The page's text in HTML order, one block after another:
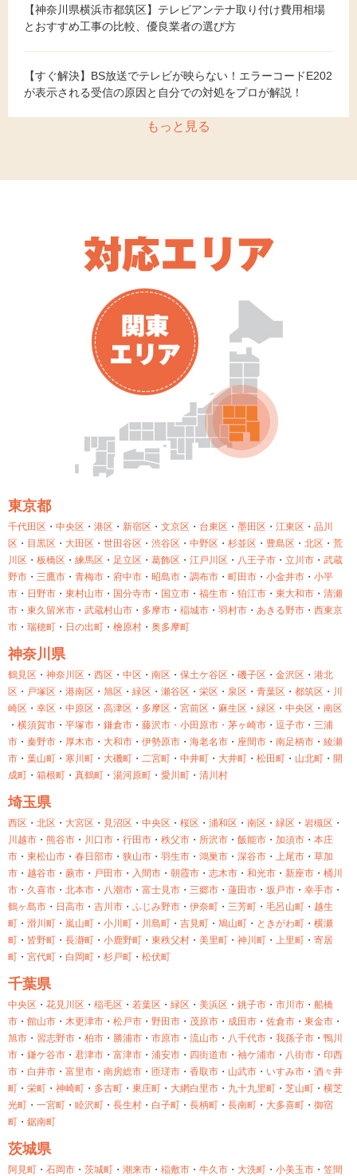
【神奈川県横浜市都筑区】テレビアンテナ取り付け費用相場
とおすすめ工事の比較、優良業者の選び方
【すぐ解決】BS放送でテレビが映らない！エラーコードE202
が表示される受信の原因と自分での対処をプロが解説！
もっと見る
東京都
千代田区 ・ 中央区 ・ 港区 ・ 新宿区 ・ 文京区 ・ 台東区 ・ 墨田区 ・ 江東区 ・ 品川
区 ・ 目黒区 ・ 大田区 ・ 世田谷区 ・ 渋谷区 ・ 中野区 ・ 杉並区 ・ 豊島区 ・ 北区 ・ 荒
川区 ・ 板橋区 ・ 練馬区 ・ 足立区 ・ 葛飾区 ・ 江戸川区 ・ 八王子市 ・ 立川市 ・ 武蔵
野市 ・ 三鷹市 ・ 青梅市 ・ 府中市 ・ 昭島市 ・ 調布市 ・ 町田市 ・ 小金井市 ・ 小平
市 ・ 日野市 ・ 東村山市 ・ 国分寺市 ・ 国立市 ・ 福生市 ・ 狛江市 ・ 東大和市 ・ 清瀬
市 ・ 東久留米市 ・ 武蔵村山市 ・ 多摩市 ・ 稲城市 ・ 羽村市 ・ あきる野市 ・ 西東京
市 ・ 瑞穂町 ・ 日の出町 ・ 檜原村 ・ 奥多摩町
神奈川県
鶴見区 ・ 神奈川区 ・ 西区 ・ 中区 ・ 南区 ・ 保土ケ谷区 ・ 磯子区 ・ 金沢区 ・ 港北
区 ・ 戸塚区 ・ 港南区 ・ 旭区 ・ 緑区 ・ 瀬谷区 ・ 栄区 ・ 泉区 ・ 青葉区 ・ 都筑区 ・ 川
崎区 ・ 幸区 ・ 中原区 ・ 高津区 ・ 多摩区 ・ 宮前区 ・ 麻生区 ・ 緑区 ・ 中央区 ・ 南区
・ 横須賀市 ・ 平塚市 ・ 鎌倉市 ・ 藤沢市・ 小田原市・ 茅ヶ崎市 ・ 逗子市 ・ 三浦
市 ・ 秦野市 ・ 厚木市 ・ 大和市 ・ 伊勢原市 ・ 海老名市 ・ 座間市 ・ 南足柄市 ・ 綾瀬
市 ・ 葉山町 ・ 寒川町 ・ 大磯町 ・ 二宮町 ・ 中井町 ・ 大井町 ・ 松田町 ・ 山北町 ・ 開
成町 ・ 箱根町 ・ 真鶴町 ・ 湯河原町 ・ 愛川町 ・ 清川村
埼玉県
西区 ・ 北区 ・ 大宮区 ・ 見沼区 ・ 中央区 ・ 桜区 ・ 浦和区 ・ 南区 ・ 緑区 ・ 岩槻区 ・
川越市 ・ 熊谷市 ・ 川口市 ・ 行田市 ・ 秩父市 ・ 所沢市 ・ 飯能市 ・ 加須市 ・ 本庄
市 ・ 東松山市 ・ 春日部市 ・ 狭山市 ・ 羽生市 ・ 鴻巣市 ・ 深谷市 ・ 上尾市 ・ 草加
市 ・ 越谷市 ・ 蕨市 ・ 戸田市 ・ 入間市 ・ 朝霞市 ・ 志木市 ・ 和光市 ・ 新座市 ・ 桶川
市 ・ 久喜市 ・ 北本市 ・ 八潮市 ・ 富士見市 ・ 三郷市 ・ 蓮田市 ・ 坂戸市 ・ 幸手市 ・
鶴ヶ島市 ・ 日高市 ・ 吉川市 ・ ふじみ野市 ・ 伊奈町 ・ 三芳町 ・ 毛呂山町 ・ 越生
町 ・ 滑川町 ・ 嵐山町 ・ 小川町 ・ 川島町 ・ 吉見町 ・ 鳩山町 ・ ときがわ町 ・ 横瀬
町 ・ 皆野町 ・ 長瀞町 ・ 小鹿野町 ・ 東秩父村 ・ 美里町 ・ 神川町 ・ 上里町 ・ 寄居
町 ・ 宮代町 ・ 白岡町 ・ 杉戸町 ・ 松伏町
千葉県
中央区 ・ 花見川区 ・ 稲毛区 ・ 若葉区 ・ 緑区 ・ 美浜区 ・ 銚子市 ・ 市川市 ・ 船橋
市 ・ 館山市 ・ 木更津市 ・ 松戸市 ・ 野田市 ・ 茂原市 ・ 成田市 ・ 佐倉市 ・ 東金市 ・
旭市 ・ 習志野市 ・ 柏市 ・ 勝浦市 ・ 市原市 ・ 流山市 ・ 八千代市 ・ 我孫子市 ・ 鴨川
市 ・ 鎌ケ谷市 ・ 君津市 ・ 富津市 ・ 浦安市 ・ 四街道市 ・ 袖ケ浦市 ・ 八街市 ・ 印西
市 ・ 白井市 ・ 富里市 ・ 南房総市 ・ 匝瑳市 ・ 香取市 ・ 山武市 ・ いすみ市 ・ 酒々井
町 ・ 栄町 ・ 神崎町 ・ 多古町 ・ 東庄町 ・ 大網白里市 ・ 九十九里町 ・ 芝山町 ・ 横芝
光町 ・ 一宮町 ・ 睦沢町 ・ 長生村 ・ 白子町 ・ 長柄町 ・ 長南町 ・ 大多喜町 ・ 御宿
町 ・ 鋸南町
茨城県
阿見町 ・ 石岡市 ・ 茨城町 ・ 潮来市 ・ 稲敷市 ・ 牛久市 ・ 大洗町 ・ 小美玉市 ・ 笠間